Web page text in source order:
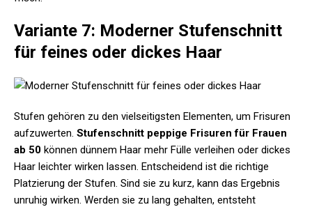
Variante 7: Moderner Stufenschnitt
für feines oder dickes Haar
Stufen gehören zu den vielseitigsten Elementen, um Frisuren
aufzuwerten. Stufenschnitt peppige Frisuren für Frauen
ab 50 können dünnem Haar mehr Fülle verleihen oder dickes
Haar leichter wirken lassen. Entscheidend ist die richtige
Platzierung der Stufen. Sind sie zu kurz, kann das Ergebnis
unruhig wirken. Werden sie zu lang gehalten, entsteht